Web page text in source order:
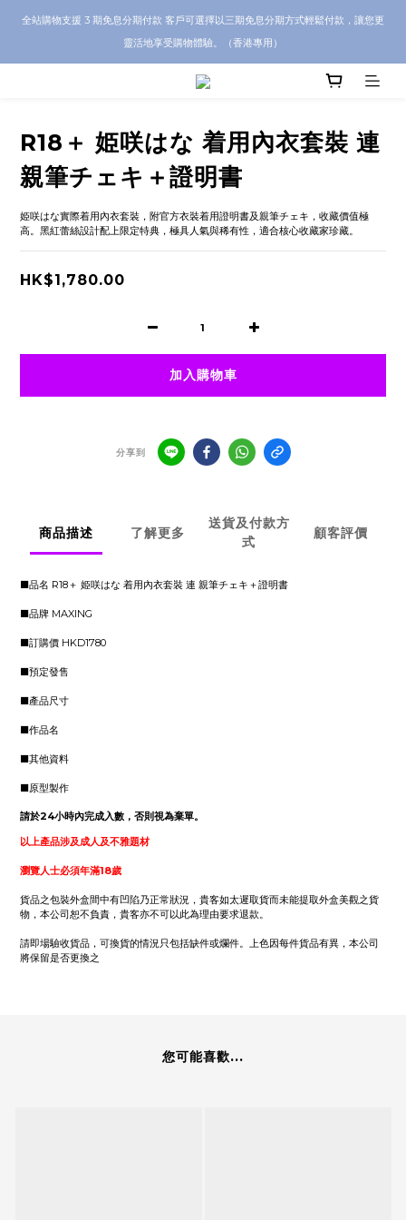
CRA5Y SHOP 全店 100% 正品保證｜支持香港本地 + 海外寄送｜💬 有任何問題？歡
迎 WhatsApp 聯絡我們查詢代購服務
全站購物支援 3 期免息分期付款 客戶可選擇以三期免息分期方式輕鬆付款，讓您更
靈活地享受購物體驗。（香港專用）
CRA5Y SHOP 全店 100% 正品保證｜支持香港本地 + 海外寄送｜💬 有任何問題？歡
R18＋ 姫咲はな 着用內衣套裝 連
親筆チェキ＋證明書
姫咲はな實際着用內衣套裝，附官方衣裝着用證明書及親筆チェキ，收藏價值極
高。黑紅蕾絲設計配上限定特典，極具人氣與稀有性，適合核心收藏家珍藏。
HK$1,780.00
加入購物車
分享到
商品描述 了解更多
送貨及付款方
式
顧客評價
■品名 R18＋ 姫咲はな 着用內衣套裝 連 親筆チェキ＋證明書
■品牌 MAXING
■訂購價 HKD1780
■預定發售
■產品尺寸
■作品名
■其他資料
■原型製作
請於24小時內完成入數，否則視為棄單。
以上產品涉及成人及不雅題材
瀏覽人士必須年滿18歲
貨品之包裝外盒間中有凹陷乃正常狀況，貴客如太遲取貨而未能提取外盒美觀之貨
物，本公司恕不負責，貴客亦不可以此為理由要求退款。
請即場驗收貨品，可換貨的情況只包括缺件或爛件。上色因每件貨品有異，本公司
將保留是否更換之
您可能喜歡...